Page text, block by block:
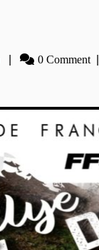
0 Comment